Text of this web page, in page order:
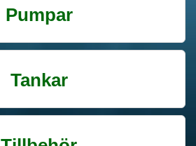
Pumpar
Tankar